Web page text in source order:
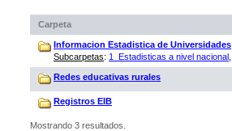
Carpeta
Informacion Estadistica de Universidades
Subcarpetas: 1_Estadisticas a nivel nacional
Redes educativas rurales
Registros EIB
Mostrando 3 resultados.